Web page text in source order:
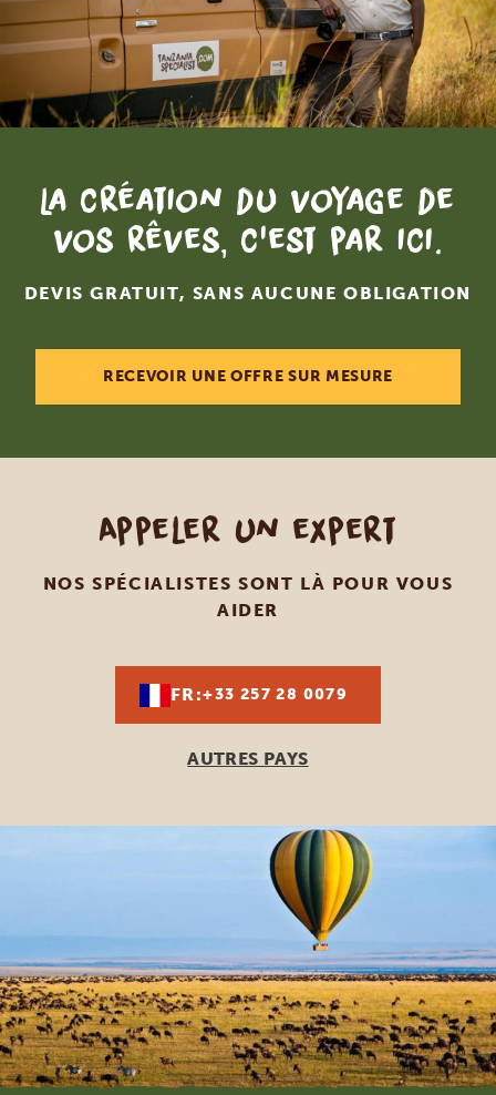
La création du voyage de
vos rêves, c'est par ici.
DEVIS GRATUIT, SANS AUCUNE OBLIGATION
RECEVOIR UNE OFFRE SUR MESURE
Appeler un expert
NOS SPÉCIALISTES SONT LÀ POUR VOUS
AIDER
FR:+33 257 28 0079
AUTRES PAYS